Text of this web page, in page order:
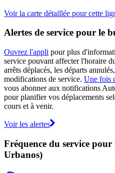
Voir la carte détaillée pour cette
Alertes de service pour le
Ouvrez l'appli pour plus
service pouvant affecter l'horaire
arrêts déplacés, les départs
modifications de service. Une fois
vous abonner aux notifications
pour planifier vos déplacements
cours et à venir.
Voir les alertes
Fréquence du service pour
Urbanos)